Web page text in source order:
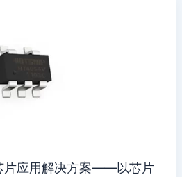
片应用解决方案——以芯片